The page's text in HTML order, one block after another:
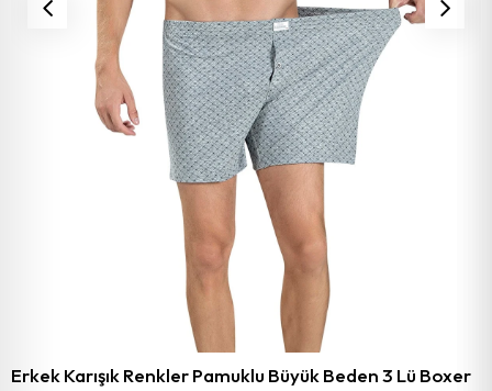
Erkek Karışık Renkler Pamuklu Büyük Beden 3 Lü Boxer